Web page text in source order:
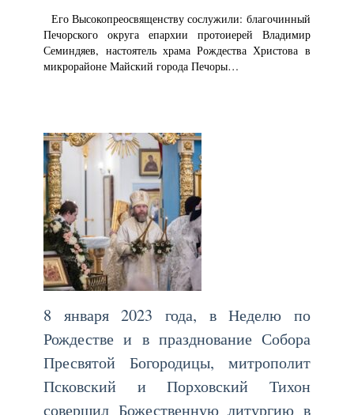
Его Высокопреосвященству сослужили: благочинный
Печорского округа епархии протоиерей Владимир
Семиндяев, настоятель храма Рождества Христова в
микрорайоне Майский города Печоры…
8 января 2023 года, в Неделю по
Рождестве и в празднование Собора
Пресвятой Богородицы, митрополит
Псковский и Порховский Тихон
совершил Божественную литургию в